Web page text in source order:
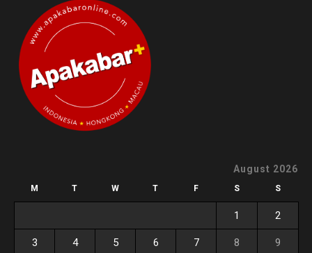
August 2026
M T W T F S S
1 2
3 4 5 6 7 8 9